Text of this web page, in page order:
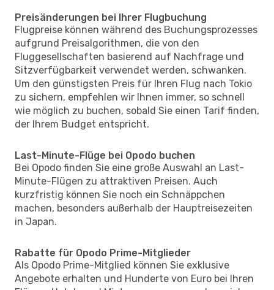
Preisänderungen bei Ihrer Flugbuchung
Flugpreise können während des Buchungsprozesses
aufgrund Preisalgorithmen, die von den
Fluggesellschaften basierend auf Nachfrage und
Sitzverfügbarkeit verwendet werden, schwanken.
Um den günstigsten Preis für Ihren Flug nach Tokio
zu sichern, empfehlen wir Ihnen immer, so schnell
wie möglich zu buchen, sobald Sie einen Tarif finden,
der Ihrem Budget entspricht.
Last-Minute-Flüge bei Opodo buchen
Bei Opodo finden Sie eine große Auswahl an Last-
Minute-Flügen zu attraktiven Preisen. Auch
kurzfristig können Sie noch ein Schnäppchen
machen, besonders außerhalb der Hauptreisezeiten
in Japan.
Rabatte für Opodo Prime-Mitglieder
Als Opodo Prime-Mitglied können Sie exklusive
Angebote erhalten und Hunderte von Euro bei Ihren